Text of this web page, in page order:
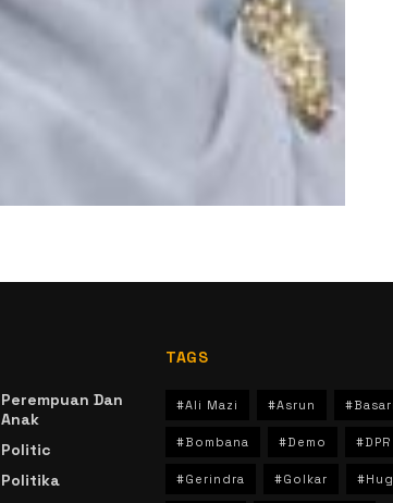
Perempuan Dan
Anak
Politic
Politika
TAGS
#Ali Mazi #Asrun
#Bombana #Demo #DPR
#Gerindra #Golkar